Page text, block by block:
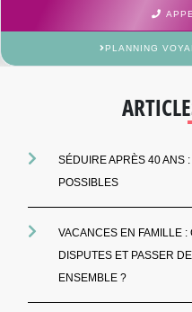
PLANNING
SÉDUIRE APRÈS 40 ANS
POSSIBLES
VACANCES EN FAMILLE
DISPUTES ET PASSER
ENSEMBLE ?